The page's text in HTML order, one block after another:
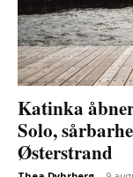
Katinka
Solo,
Østerstrand